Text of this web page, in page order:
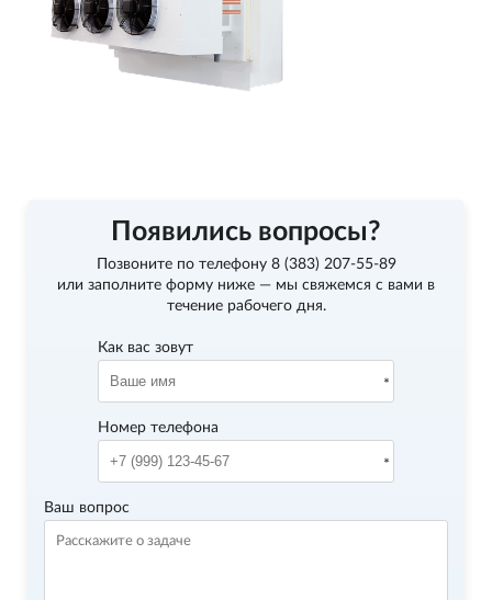
Появились вопросы?
Позвоните по телефону 8 (383) 207-55-89
или заполните форму ниже — мы свяжемся с вами в
течение рабочего дня.
Как вас зовут
Номер телефона
Ваш вопрос